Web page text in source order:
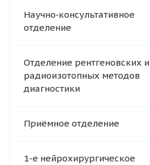
Научно‑консультативное
отделение
Отделение рентгеновских и
радиоизотопных методов
диагностики
Приёмное отделение
1-е нейрохирургическое